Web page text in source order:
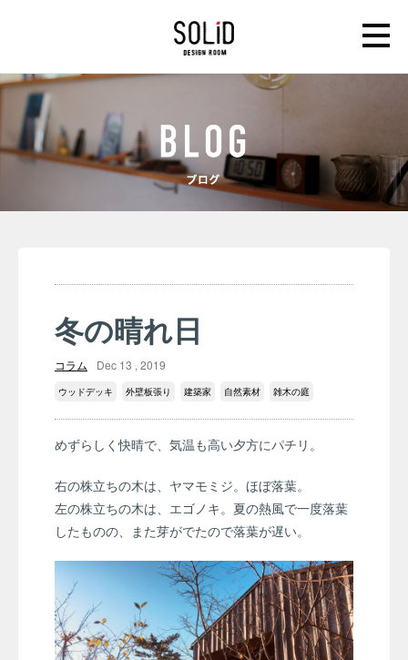
冬の晴れ日
コラム Dec 13 , 2019
ウッドデッキ 外壁板張り 建築家 自然素材 雑木の庭
めずらしく快晴で、気温も高い夕方にパチリ。
右の株立ちの木は、ヤマモミジ。ほぼ落葉。
左の株立ちの木は、エゴノキ。夏の熱風で一度落葉
したものの、また芽がでたので落葉が遅い。